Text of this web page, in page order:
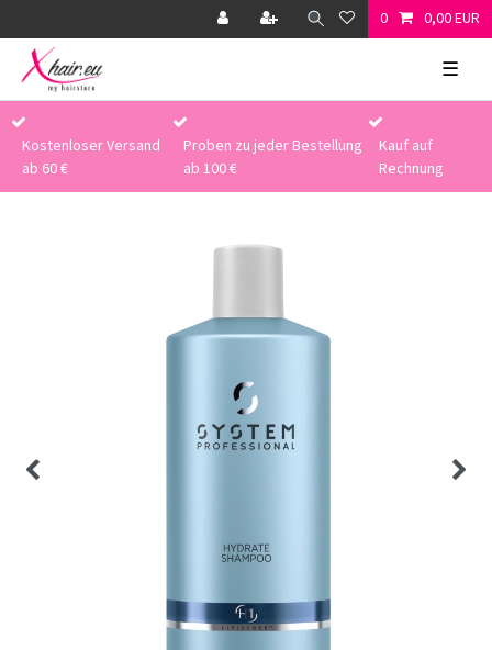
0 0,00 EUR
☰
Kostenloser Versand
ab 60 €
Proben zu jeder Bestellung
ab 100 €
Kauf auf
Rechnung